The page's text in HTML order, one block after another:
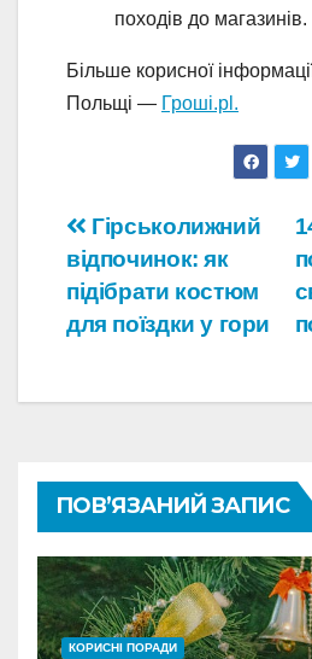
походів до магазинів.
Більше корисної
Польщі — Гроші.pl.
Навігація
записів
Гірськолижний
відпочинок: як
підібрати костюм
для поїздки у гори
ПОВ’ЯЗАНИЙ ЗАПИС
КОРИСНІ ПОРАДИ